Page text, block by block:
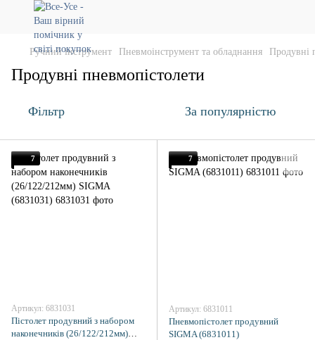
Ручний інструмент Пневмоінструмент та обладнання Продувні
Продувні пневмопістолети
Фільтр За популярністю
7
Артикул: 6831031
Пістолет продувний з набором
наконечників (26/122/212мм)
7
Артикул: 6831011
Пневмопістолет продувний
SIGMA (6831011)